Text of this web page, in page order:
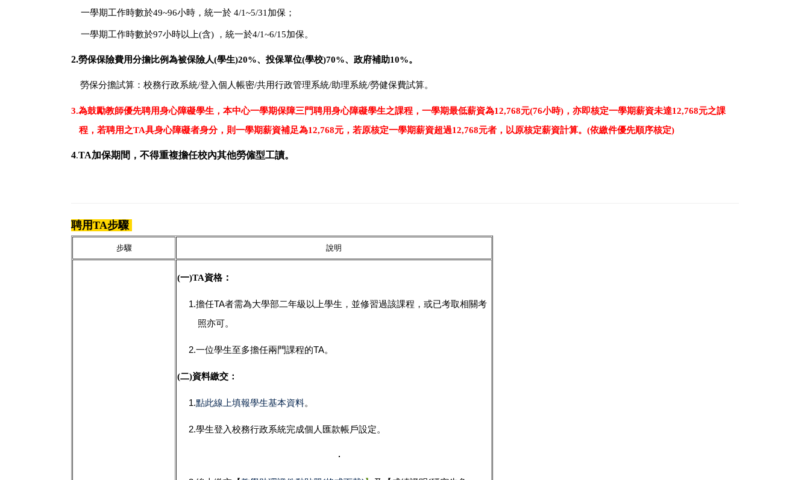
一學期工作時數於49~96小時，統一於 4/1~5/31加保；
一學期工作時數於97小時以上(含) ，統一於4/1~6/15加保。
2.勞保保險費用分擔比例為被保險人(學生)20%、投保單位(學校)70%、政府補助10%。
勞保分擔試算：校務行政系統/登入個人帳密/共用行政管理系統/助理系統/勞健保費試算。
3.為鼓勵教師優先聘用身心障礙學生，本中心一學期保障三門聘用身心障礙學生之課程，一學期最低薪資為12,768元(76小時)，亦即核定一學期薪資未達12,768元之課
程，若聘用之TA具身心障礙者身分，則一學期薪資補足為12,768元，若原核定一學期薪資超過12,768元者，以原核定薪資計算。 (依繳件優先順序核定)
4.TA加保期間，不得重複擔任校內其他勞僱型工讀。
聘用TA步驟
步驟 說明
(一)TA資格：
1.擔任TA者需為大學部二年級以上學生，並修習過該課程，或已考取相關考
照亦可。
2.一位學生至多擔任兩門課程的TA。
(二)資料繳交：
1.點此線上填報學生基本資料。
2.學生登入校務行政系統完成個人匯款帳戶設定。